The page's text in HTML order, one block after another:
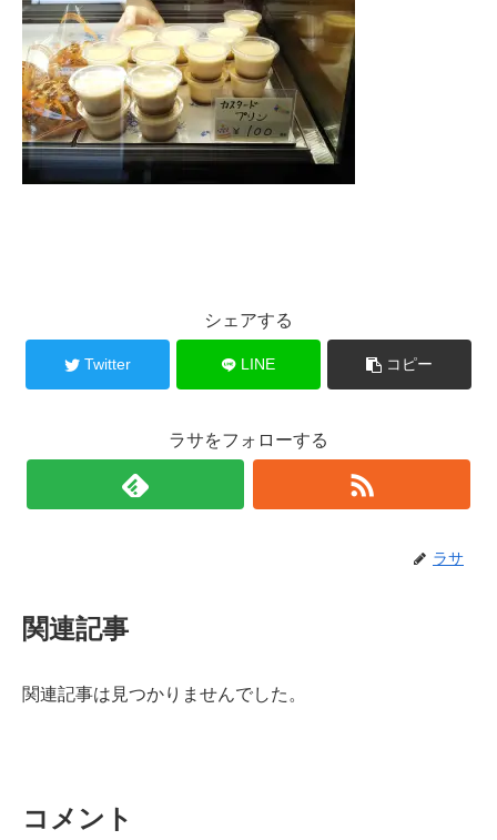
シェアする
Twitter LINE コピー
ラサをフォローする
ラサ
関連記事
関連記事は見つかりませんでした。
コメント